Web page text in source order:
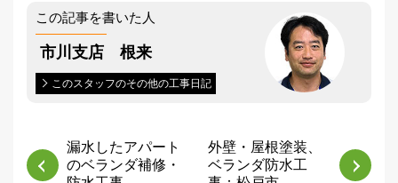
この記事を書いた人
市川支店 根来
このスタッフのその他の工事日記
漏水したアパート
のベランダ補修・
外壁・屋根塗装、
ベランダ防水工